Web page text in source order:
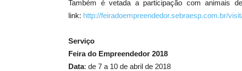
Também é vetada a participação com animais
link: http://feiradoempreendedor.sebraesp.com.br/
Serviço
Feira do Empreendedor 2018
Data: de 7 a 10 de abril de 2018